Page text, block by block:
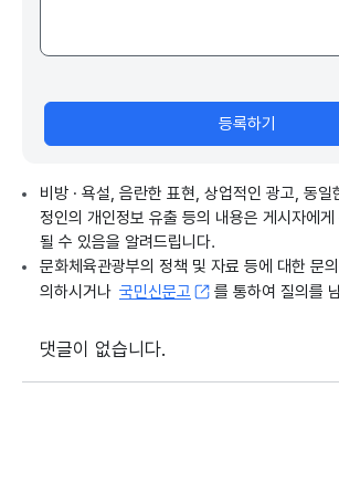
등록하기
비방 · 욕설, 음란한 표현, 상업적인 광고, 동
정인의 개인정보 유출 등의 내용은 게시자에게
될 수 있음을 알려드립니다.
문화체육관광부의 정책 및 자료 등에 대한 문
의하시거나 국민신문고 를 통하여 질의를
댓글이 없습니다.